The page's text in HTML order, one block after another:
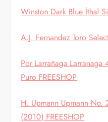
Winston Dark Blue İthal
A.J. Fernandez Toro
Por Larrañaga Larranaga
Puro FREESHOP
H. Upmann Upmann No.
(2010) FREESHOP